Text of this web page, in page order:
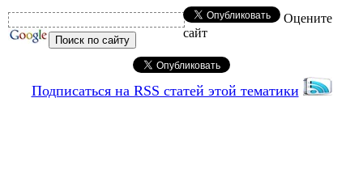
Оцените
сайт
Подписаться на RSS статей этой тематики